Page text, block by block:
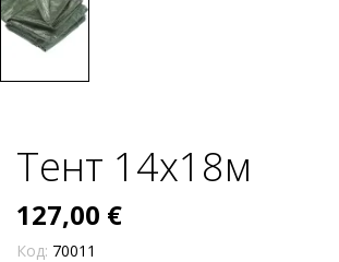
Тент 14x18м
127,00 €
Код: 70011